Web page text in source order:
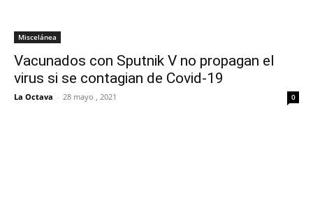
Miscelánea
Vacunados con Sputnik V no propagan el
virus si se contagian de Covid-19
La Octava - 28 mayo , 2021 0